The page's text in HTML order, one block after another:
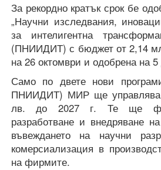
За рекордно кратък срок бе
„Научни изследвания,
за интелигентна
(ПНИИДИТ) с бюджет от 2,14
на 26 октомври и одобрена на
Само по двете нови
ПНИИДИТ) МИР ще
лв. до 2027 г. Те ще
разработване и внедряване
въвеждането на научни
комерсиализация в
на фирмите.